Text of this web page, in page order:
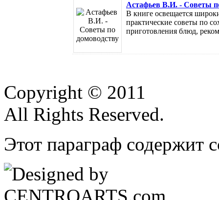
Астафьев В.И. - Советы
В книге освещается
практические советы по
приготовления блюд,
Copyright © 2011
All Rights Reserved.
Этот параграф содержит